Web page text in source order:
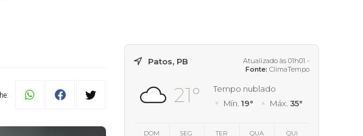
Patos, PB
Atualizado às 01h01 -
Fonte: ClimaTempo
21°
Tempo nublado
Mín. 19° Máx. 35°
DOM SEG TER QUA QUI